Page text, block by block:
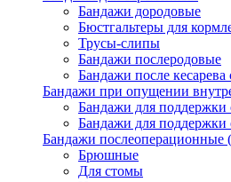
Бандажи дородовые
Бюстгальтеры для
Трусы-слипы
Бандажи послеродовые
Бандажи после кесарева
Бандажи при опущении
Бандажи для
Бандажи для поддержки
Бандажи послеоперационные
Брюшные
Для стомы